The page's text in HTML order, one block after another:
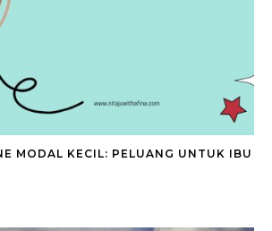
MODAL KECIL: PELUANG UNTUK IBU